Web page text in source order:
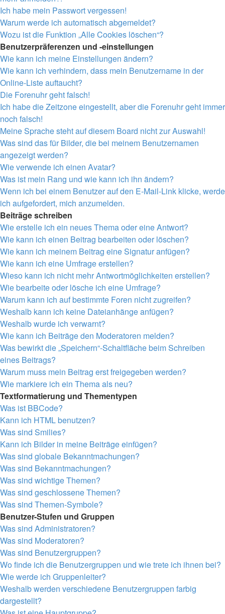
Ich habe mein Passwort vergessen!
Warum werde ich automatisch abgemeldet?
Wozu ist die Funktion „Alle Cookies löschen“?
Benutzerpräferenzen und -einstellungen
Wie kann ich meine Einstellungen ändern?
Wie kann ich verhindern, dass mein Benutzername in der
Online-Liste auftaucht?
Die Forenuhr geht falsch!
Ich habe die Zeitzone eingestellt, aber die Forenuhr geht immer
noch falsch!
Meine Sprache steht auf diesem Board nicht zur Auswahl!
Was sind das für Bilder, die bei meinem Benutzernamen
angezeigt werden?
Wie verwende ich einen Avatar?
Was ist mein Rang und wie kann ich ihn ändern?
Wenn ich bei einem Benutzer auf den E-Mail-Link klicke, werde
ich aufgefordert, mich anzumelden.
Beiträge schreiben
Wie erstelle ich ein neues Thema oder eine Antwort?
Wie kann ich einen Beitrag bearbeiten oder löschen?
Wie kann ich meinem Beitrag eine Signatur anfügen?
Wie kann ich eine Umfrage erstellen?
Wieso kann ich nicht mehr Antwortmöglichkeiten erstellen?
Wie bearbeite oder lösche ich eine Umfrage?
Warum kann ich auf bestimmte Foren nicht zugreifen?
Weshalb kann ich keine Dateianhänge anfügen?
Weshalb wurde ich verwarnt?
Wie kann ich Beiträge den Moderatoren melden?
Was bewirkt die „Speichern“-Schaltfläche beim Schreiben
eines Beitrags?
Warum muss mein Beitrag erst freigegeben werden?
Wie markiere ich ein Thema als neu?
Textformatierung und Thementypen
Was ist BBCode?
Kann ich HTML benutzen?
Was sind Smilies?
Kann ich Bilder in meine Beiträge einfügen?
Was sind globale Bekanntmachungen?
Was sind Bekanntmachungen?
Was sind wichtige Themen?
Was sind geschlossene Themen?
Was sind Themen-Symbole?
Benutzer-Stufen und Gruppen
Was sind Administratoren?
Was sind Moderatoren?
Was sind Benutzergruppen?
Wo finde ich die Benutzergruppen und wie trete ich ihnen bei?
Wie werde ich Gruppenleiter?
Weshalb werden verschiedene Benutzergruppen farbig
dargestellt?